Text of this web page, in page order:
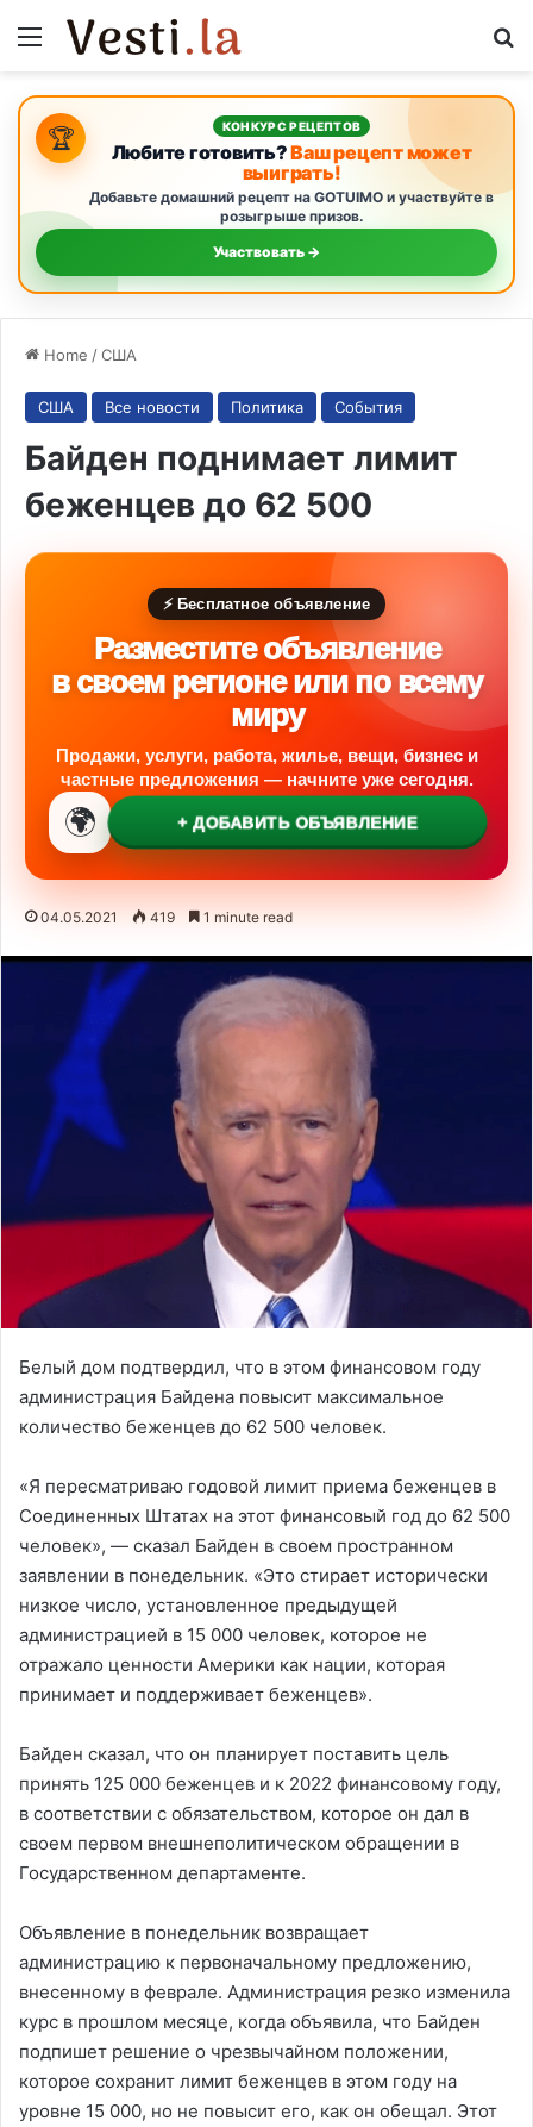
Menu
🏆 КОНКУРС РЕЦЕПТОВ
Любите готовить?Ваш рецепт может
выиграть!
Добавьте домашний рецепт на GOTUIMO и участвуйте в
розыгрыше призов.
Участвовать →
Home /США
США Все новости Политика События
Байден поднимает лимит
беженцев до 62 500
⚡ Бесплатное объявление
Разместите объявление
в своем регионе или по всему
миру
Продажи, услуги, работа, жилье, вещи, бизнес и
частные предложения — начните уже сегодня.
🌍 + ДОБАВИТЬ ОБЪЯВЛЕНИЕ
04.05.2021 419 1 minute read
Белый дом подтвердил, что в этом финансовом году
администрация Байдена повысит максимальное
количество беженцев до 62 500 человек.
«Я пересматриваю годовой лимит приема беженцев в
Соединенных Штатах на этот финансовый год до 62 500
человек», — сказал Байден в своем пространном
заявлении в понедельник. «Это стирает исторически
низкое число, установленное предыдущей
администрацией в 15 000 человек, которое не
отражало ценности Америки как нации, которая
принимает и поддерживает беженцев».
Байден сказал, что он планирует поставить цель
принять 125 000 беженцев и к 2022 финансовому году,
в соответствии с обязательством, которое он дал в
своем первом внешнеполитическом обращении в
Государственном департаменте.
Объявление в понедельник возвращает
администрацию к первоначальному предложению,
внесенному в феврале. Администрация резко изменила
курс в прошлом месяце, когда объявила, что Байден
подпишет решение о чрезвычайном положении,
которое сохранит лимит беженцев в этом году на
уровне 15 000, но не повысит его, как он обещал. Этот